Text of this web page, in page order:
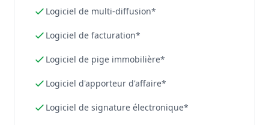
Logiciel de multi-diffusion*
Logiciel de facturation*
Logiciel de pige immobilière*
Logiciel d'apporteur d'affaire*
Logiciel de signature électronique*